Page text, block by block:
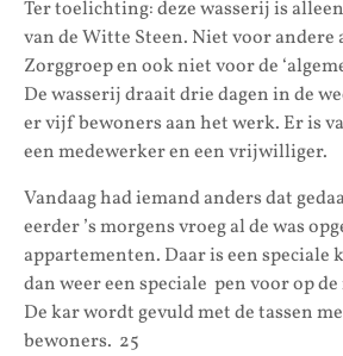
Ter toelichting: deze wasserij is
van de Witte Steen. Niet voor andere
Zorggroep en ook niet voor de
De wasserij draait drie dagen in de
er vijf bewoners aan het werk. Er is
een medewerker en een vrijwilliger.
Vandaag had iemand anders dat
eerder ’s morgens vroeg al de was
appartementen. Daar is een speciale
dan weer een speciale pen voor op
De kar wordt gevuld met de tassen
bewoners. 25